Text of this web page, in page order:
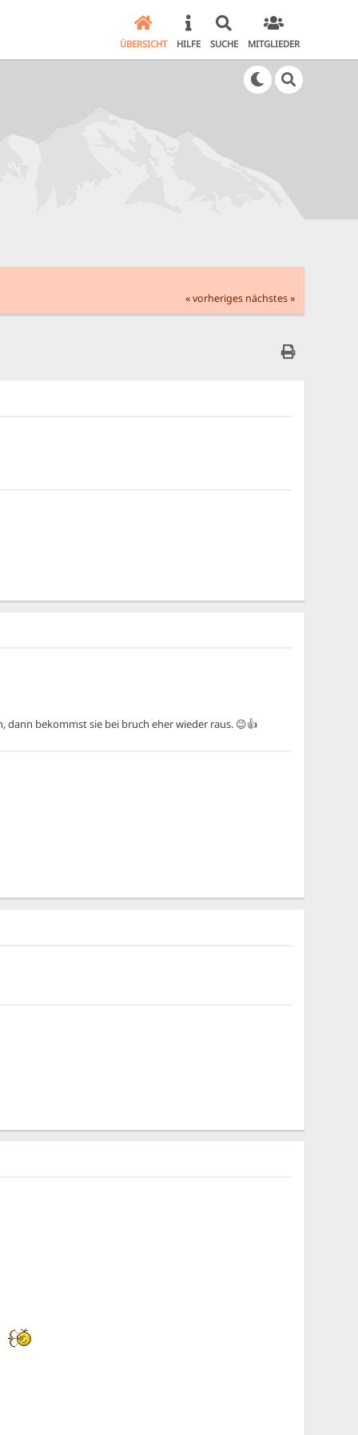
ÜBERSICHT HILFE SUCHE MITGLIEDER
« vorheriges nächstes »
bekommst sie bei bruch eher wieder raus. 😉👍